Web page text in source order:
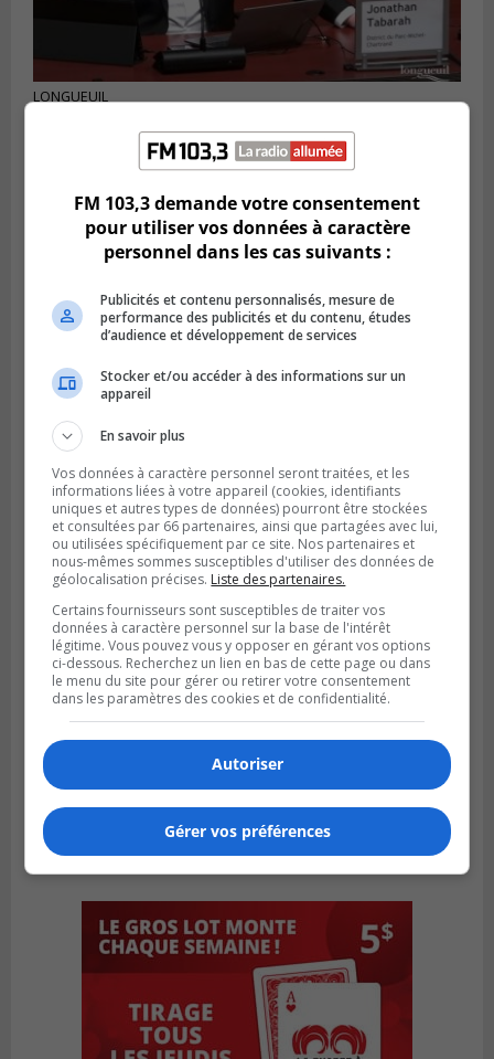
LONGUEUIL
Longueuil demande de reporter une
élection partielle
VIEUX-LONGUEUIL
Publié le 3 août 2026 à 14h47
Le Livre bleu rassemble 200 curieux à
Longueuil
FM 103,3 demande votre consentement
pour utiliser vos données à caractère
personnel dans les cas suivants :
Publicités et contenu personnalisés, mesure de
performance des publicités et du contenu, études
d’audience et développement de services
Stocker et/ou accéder à des informations sur un
appareil
En savoir plus
Vos données à caractère personnel seront traitées, et les
informations liées à votre appareil (cookies, identifiants
uniques et autres types de données) pourront être stockées
et consultées par 66 partenaires, ainsi que partagées avec lui,
ou utilisées spécifiquement par ce site. Nos partenaires et
nous-mêmes sommes susceptibles d'utiliser des données de
géolocalisation précises. Liste des partenaires.
Certains fournisseurs sont susceptibles de traiter vos
données à caractère personnel sur la base de l'intérêt
légitime. Vous pouvez vous y opposer en gérant vos options
ci-dessous. Recherchez un lien en bas de cette page ou dans
le menu du site pour gérer ou retirer votre consentement
dans les paramètres des cookies et de confidentialité.
Autoriser
Gérer vos préférences